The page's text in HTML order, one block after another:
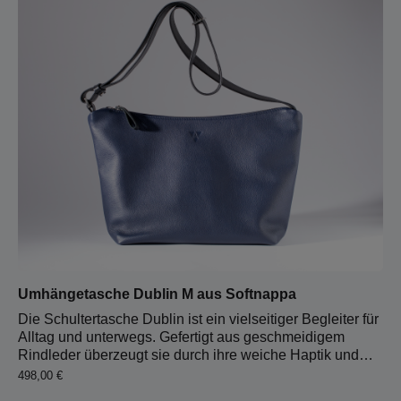
Reißverschlussfach Schlüsselkarabiner
Umhängetasche Dublin M aus Softnappa
Die Schultertasche Dublin ist ein vielseitiger Begleiter für
Alltag und unterwegs. Gefertigt aus geschmeidigem
Rindleder überzeugt sie durch ihre weiche Haptik und
einen angenehmen Tragekomfort. Der breite, stufenlos
Regulärer Preis:
498,00 €